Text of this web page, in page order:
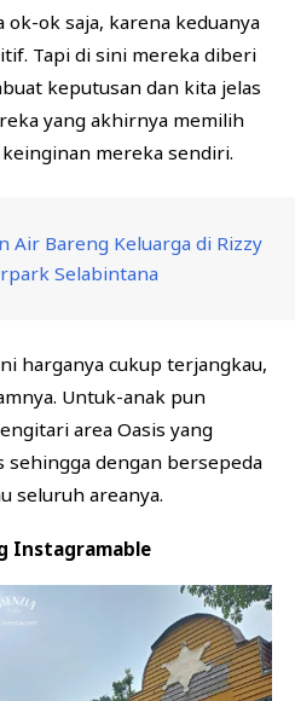
ok-ok saja, karena keduanya
Tapi di sini mereka diberi
keputusan dan kita jelas
yang akhirnya memilih
mereka sendiri.
Air Bareng Keluarga di Rizzy
Selabintana
harganya cukup terjangkau,
Untuk-anak pun
area Oasis yang
sehingga dengan bersepeda
seluruh areanya.
Instagramable